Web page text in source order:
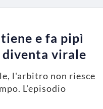
e fa pipì
diventa virale
l'arbitro non riesce
L'episodio